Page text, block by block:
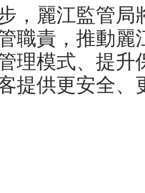
，麗江監管局
職責，推動麗
理模式、提升
提供更安全、